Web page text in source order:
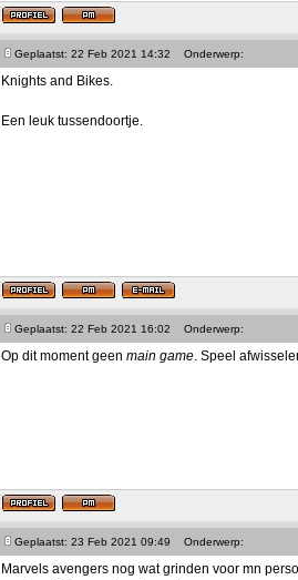
Geplaatst: 22 Feb 2021 14:32
Onderwerp:
Knights and Bikes.
Een leuk tussendoortje.
Geplaatst: 22 Feb 2021 16:02
Onderwerp:
Op dit moment geen main game. Speel
Geplaatst: 23 Feb 2021 09:49 Onderwerp:
Marvels avengers nog wat grinden voor mn